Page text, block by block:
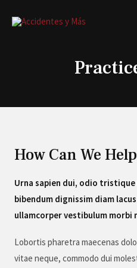
How Can We
Urna sapien dui, odio
bibendum dignissim diam
ullamcorper vestibulum morbi
Lobortis pharetra maecenas
vitae neque, commodo dui